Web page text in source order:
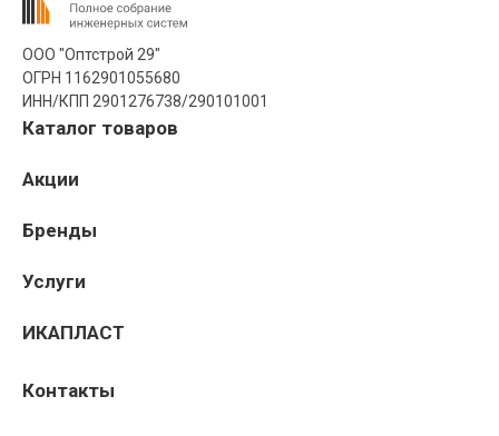
ООО "Оптстрой 29"
ОГРН 1162901055680
ИНН/КПП 2901276738/290101001
Каталог товаров
Акции
Бренды
Услуги
ИКАПЛАСТ
Контакты